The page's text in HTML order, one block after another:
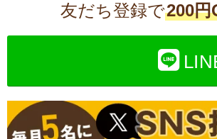
友だち登録で200円